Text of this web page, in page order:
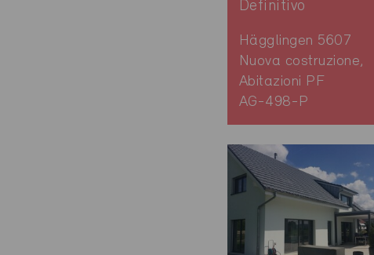
Definitivo
Hägglingen 5607
Nuova costruzione,
Abitazioni PF
AG-498-P